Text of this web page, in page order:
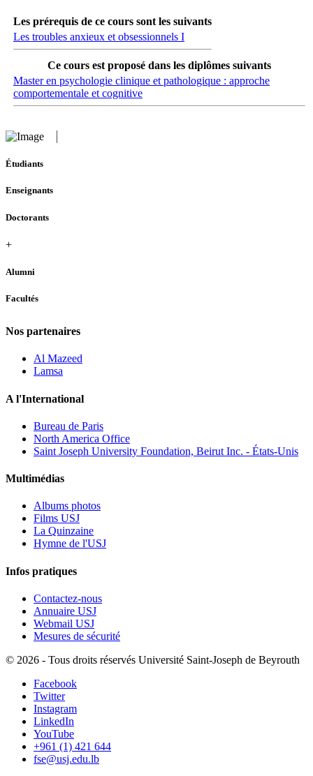
Les prérequis de ce cours sont les suivants
Les troubles anxieux et obsessionnels I
Ce cours est proposé dans les diplômes suivants
Master en psychologie clinique et pathologique : approche
comportementale et cognitive
Étudiants
Enseignants
Doctorants
+
Alumni
Facultés
Nos partenaires
Al Mazeed
Lamsa
A l'International
Bureau de Paris
North America Office
Saint Joseph University Foundation, Beirut Inc. - États-Unis
Multimédias
Albums photos
Films USJ
La Quinzaine
Hymne de l'USJ
Infos pratiques
Contactez-nous
Annuaire USJ
Webmail USJ
Mesures de sécurité
© 2026 - Tous droits réservés Université Saint-Joseph de Beyrouth
Facebook
Twitter
Instagram
LinkedIn
YouTube
+961 (1) 421 644
fse@usj.edu.lb